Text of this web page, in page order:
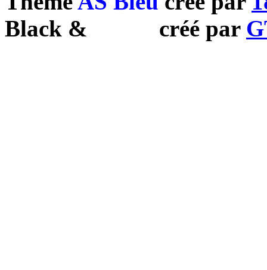
Black & créé par